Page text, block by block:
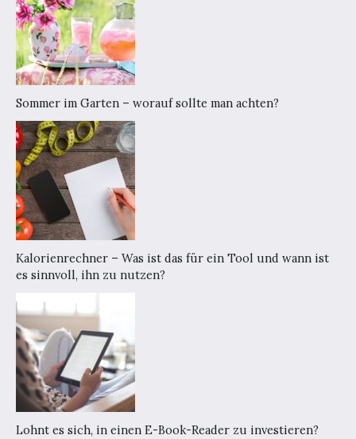
Sommer im Garten – worauf sollte man achten?
Kalorienrechner – Was ist das für ein Tool und wann ist
es sinnvoll, ihn zu nutzen?
Lohnt es sich, in einen E-Book-Reader zu investieren?